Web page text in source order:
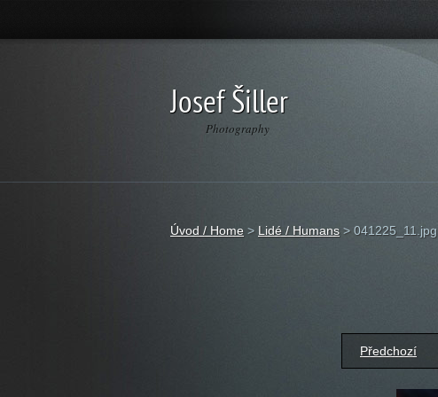
Josef Šiller
Photography
Úvod / Home > Lidé / Humans >041225_11.jpg
Předchozí